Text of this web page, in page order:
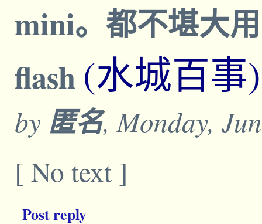
mini。都不堪大
flash (水城百事)
by 匿名, Monday,
[ No text ]
Post reply